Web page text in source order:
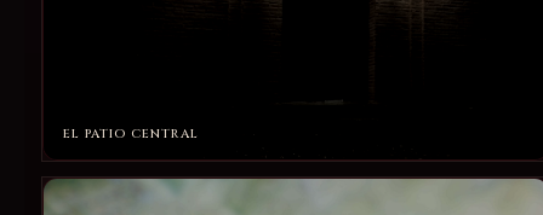
EL PATIO CENTRAL